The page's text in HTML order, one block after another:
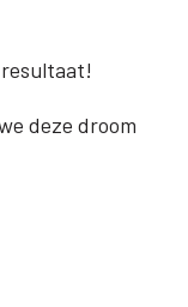
deze droom